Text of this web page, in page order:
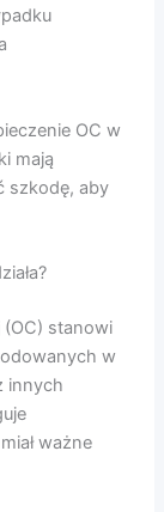
OC w
mają
szkodę, aby
stanowi
w
innych
ważne